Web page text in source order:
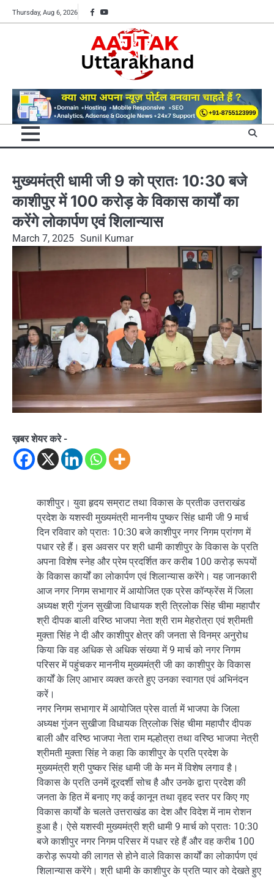
Skip
to
Thursday, Aug 6, 2026 Facebook
YouTube
मुख्यमंत्री धामी जी 9 को प्रातः 10:30 बजे
काशीपुर में 100 करोड़ के विकास कार्यों का
करेंगे लोकार्पण एवं शिलान्यास
March 7, 2025 Sunil Kumar
ख़बर शेयर करे -
काशीपुर। युवा हृदय सम्राट तथा विकास के प्रतीक उत्तराखंड
प्रदेश के यशस्वी मुख्यमंत्री माननीय पुष्कर सिंह धामी जी 9 मार्च
दिन रविवार को प्रातः 10:30 बजे काशीपुर नगर निगम प्रांगण में
पधार रहे हैं। इस अवसर पर श्री धामी काशीपुर के विकास के प्रति
अपना विशेष स्नेह और प्रेम प्रदर्शित कर करीब 100 करोड़ रूपयों
के विकास कार्यों का लोकार्पण एवं शिलान्यास करेंगे। यह जानकारी
आज नगर निगम सभागार में आयोजित एक प्रेस कॉन्फ्रेंस में जिला
अध्यक्ष श्री गुंजन सुखीजा विधायक श्री त्रिलोक सिंह चीमा महापौर
श्री दीपक बाली वरिष्ठ भाजपा नेता श्री राम मेहरोत्रा एवं श्रीमती
मुक्ता सिंह ने दी और काशीपुर क्षेत्र की जनता से विनम्र अनुरोध
किया कि वह अधिक से अधिक संख्या में 9 मार्च को नगर निगम
परिसर में पहुंचकर माननीय मुख्यमंत्री जी का काशीपुर के विकास
कार्यों के लिए आभार व्यक्त करते हुए उनका स्वागत एवं अभिनंदन
करें।
नगर निगम सभागार में आयोजित प्रेस वार्ता में भाजपा के जिला
अध्यक्ष गुंजन सुखीजा विधायक त्रिलोक सिंह चीमा महापौर दीपक
बाली और वरिष्ठ भाजपा नेता राम मल्होत्रा तथा वरिष्ठ भाजपा नेत्री
श्रीमती मुक्ता सिंह ने कहा कि काशीपुर के प्रति प्रदेश के
मुख्यमंत्री श्री पुष्कर सिंह धामी जी के मन में विशेष लगाव है।
विकास के प्रति उनमें दूरदर्शी सोच है और उनके द्वारा प्रदेश की
जनता के हित में बनाए गए कई कानून तथा वृहद स्तर पर किए गए
विकास कार्यों के चलते उत्तराखंड का देश और विदेश में नाम रोशन
हुआ है। ऐसे यशस्वी मुख्यमंत्री श्री धामी 9 मार्च को प्रातः 10:30
बजे काशीपुर नगर निगम परिसर में पधार रहे हैं और वह करीब 100
करोड़ रूपयो की लागत से होने वाले विकास कार्यों का लोकार्पण एवं
शिलान्यास करेंगे। श्री धामी के काशीपुर के प्रति प्यार को देखते हुए